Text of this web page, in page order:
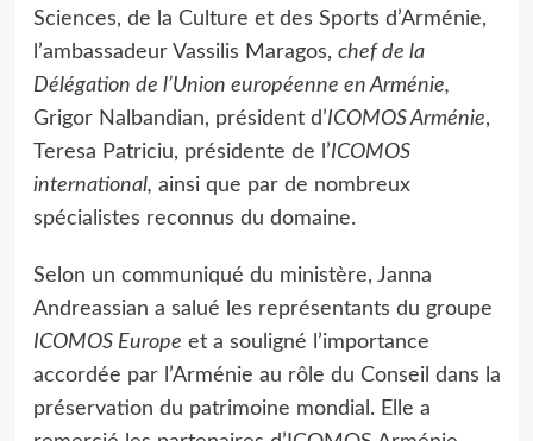
Sciences, de la Culture et des Sports d’Arménie,
l’ambassadeur Vassilis Maragos, chef de la
Délégation de l’Union européenne en Arménie,
Grigor Nalbandian, président d’ICOMOS Arménie,
Teresa Patriciu, présidente de l’ICOMOS
international, ainsi que par de nombreux
spécialistes reconnus du domaine.
Selon un communiqué du ministère, Janna
Andreassian a salué les représentants du groupe
ICOMOS Europe et a souligné l’importance
accordée par l’Arménie au rôle du Conseil dans la
préservation du patrimoine mondial. Elle a